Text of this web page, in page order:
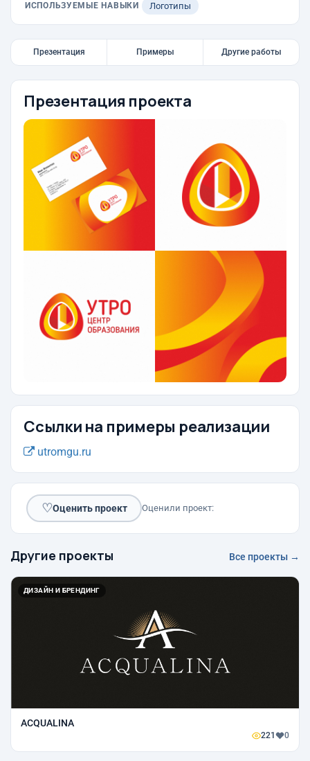
ИСПОЛЬЗУЕМЫЕ НАВЫКИ Логотипы
Презентация Примеры Другие работы
Презентация проекта
Ссылки на примеры реализации
utromgu.ru
♡Оценить проект Оценили проект:
Другие проекты Все проекты →
ДИЗАЙН И БРЕНДИНГ
ACQUALINA
221 0